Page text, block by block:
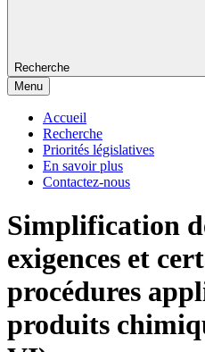
Recherche
Menu
Accueil
Recherche
Priorités législatives
En savoir plus
Contactez-nous
Simplification
exigences et
procédures
produits